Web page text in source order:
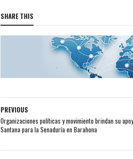
SHARE THIS
PREVIOUS
Organizaciones políticas y movimiento brindan su
Santana para la Senaduría en Barahona